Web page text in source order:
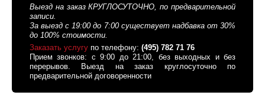
Выезд на заказ КРУГЛОСУТОЧНО, по предварительной
записи.
За выезд с 19:00 до 7:00 существует надбавка от 30%
до 100% стоимости.
Заказать услугу по телефону: (495) 782 71 76
Прием звонков: с 9:00 до 21:00, без выходных и без
перерывов. Выезд на заказ круглосуточно по
предварительной договоренности